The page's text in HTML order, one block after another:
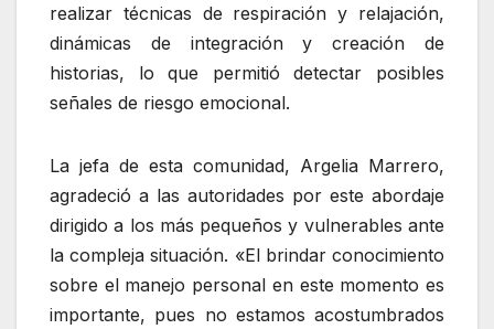
realizar técnicas de respiración y relajación,
dinámicas de integración y creación de
historias, lo que permitió detectar posibles
señales de riesgo emocional.
‎La jefa de esta comunidad, Argelia Marrero,
agradeció a las autoridades por este abordaje
dirigido a los más pequeños y vulnerables ante
la compleja situación. «El brindar conocimiento
sobre el manejo personal en este momento es
importante, pues no estamos acostumbrados